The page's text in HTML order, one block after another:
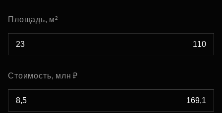
Площадь, м²
Стоимость, млн ₽